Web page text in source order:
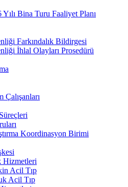
Yılı Bina Turu Faaliyet Planı
Farkındalık Bildirgesi
İhlal Olayları Prosedürü
Çalışanları
Koordinasyon Birimi
Hizmetleri
Acil Tıp
Acil Tıp